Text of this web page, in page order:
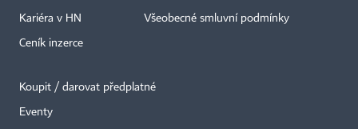
Kariéra v HN
Ceník inzerce
Všeobecné smluvní podmínky
Koupit / darovat předplatné
Eventy